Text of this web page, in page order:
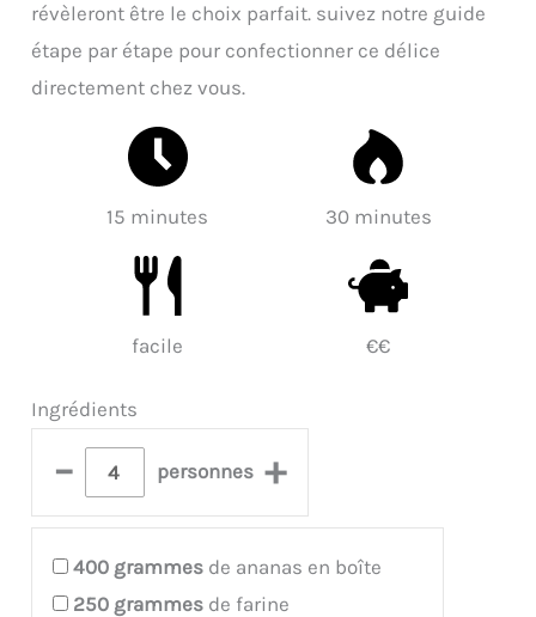
révèleront être le choix parfait. suivez notre guide
étape par étape pour confectionner ce délice
directement chez vous.
15 minutes 30 minutes
facile €€
Ingrédients
– personnes +
400 grammes de ananas en boîte
250 grammes de farine